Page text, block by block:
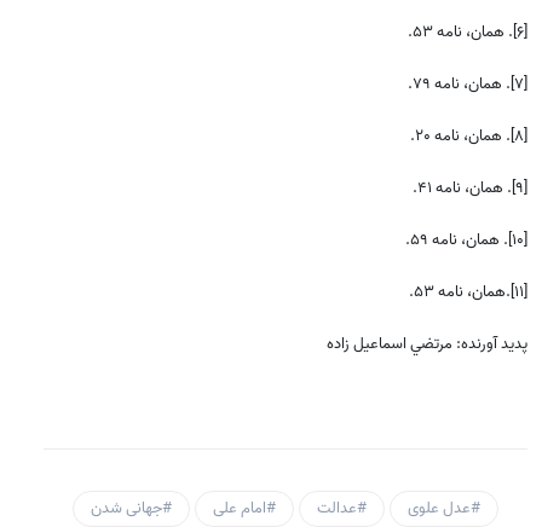
[6]. همان، نامه 53.
[7]. همان، نامه 79.
[8]. همان، نامه 20.
[9]. همان، نامه 41.
[10]. همان، نامه 59.
[11].همان، نامه 53.
پدید آورنده: مرتضي اسماعيل زاده
#عدل علوی #عدالت #امام علی
#جهانی شدن